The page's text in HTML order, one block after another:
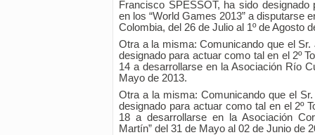
Francisco SPESSOT, ha sido
en los “World Games 2013” a disputarse
Colombia, del 26 de Julio al 1º de Agosto
Otra a la misma: Comunicando que el
designado para actuar como tal en el 2º
14 a desarrollarse en la Asociación Río
Mayo de 2013.
Otra a la misma: Comunicando que el
designado para actuar como tal en el 2º
18 a desarrollarse en la Asociación
Martín” del 31 de Mayo al 02 de Junio de